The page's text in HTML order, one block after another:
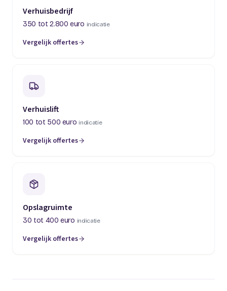
Verhuisbedrijf
350 tot 2.800 euro indicatie
Vergelijk offertes
(opent in een nieuw tabblad)
Verhuislift
100 tot 500 euro indicatie
Vergelijk offertes
(opent in een nieuw tabblad)
Opslagruimte
30 tot 400 euro indicatie
Vergelijk offertes
(opent in een nieuw tabblad)